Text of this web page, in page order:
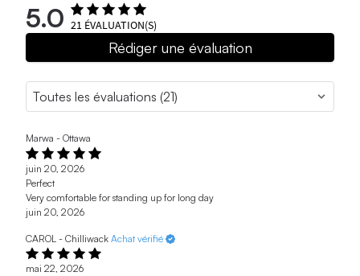
5.0 21 ÉVALUATION(S)
Rédiger une évaluation
Marwa - Ottawa
juin 20, 2026
Perfect
Very comfortable for standing up for long day
juin 20, 2026
CAROL - Chilliwack Achat vérifié
mai 22, 2026